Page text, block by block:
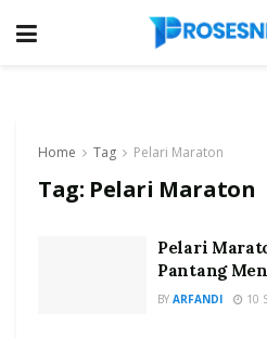
Home Tag Pelari Maraton
Tag: Pelari Maraton
Pelari
Pantang
BY ARFANDI 10